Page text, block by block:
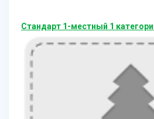
Стандарт 1-местный 1